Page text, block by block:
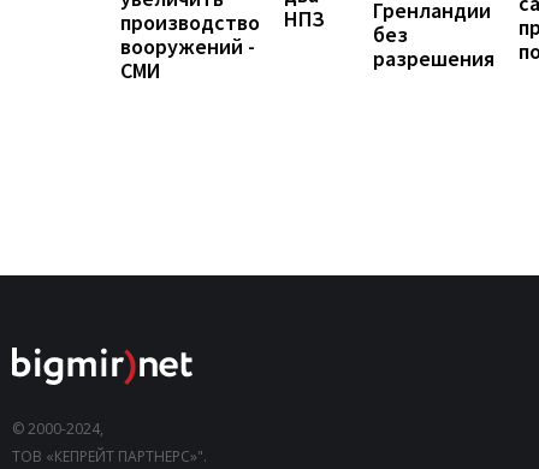
производство
вооружений -
СМИ
НПЗ
Гренландии
без
разрешения
© 2000-2024,
ТОВ «КЕПРЕЙТ ПАРТНЕРС»".